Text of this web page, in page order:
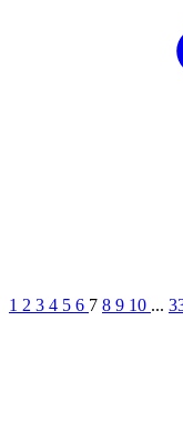
1 2 3 4 5 6 7 8 9 10 ...